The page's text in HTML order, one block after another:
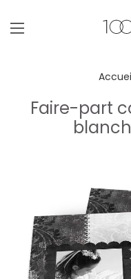
Faire-part